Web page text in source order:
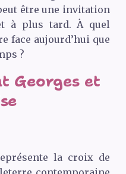
être une invitation
à plus tard. À quel
face aujourd’hui que
?
Georges et
la croix de